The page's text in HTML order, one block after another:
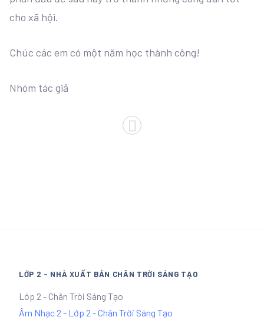
cho xã hội.
Chúc các em có một năm học thành công!
Nhóm tác giả
LỚP 2 - NHÀ XUẤT BẢN CHÂN TRỜI SÁNG TẠO
Lớp 2 - Chân Trời Sáng Tạo
Âm Nhạc 2 - Lớp 2 - Chân Trời Sáng Tạo